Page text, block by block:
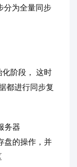
分为全量同步
阶段， 这时
都进行同步复
务器
盘的操作，并